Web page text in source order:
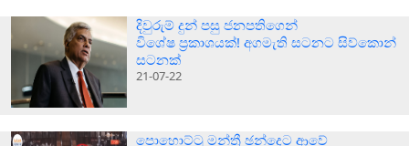
දිවුරුම් දුන් පසු ජනපතිගෙන්
විශේෂ ප්‍රකාශයක්! අගමැති සටනට සිව්කොන්
සටනක්
21-07-22
පොහොට්ටු මන්ත්‍රී ඡන්දෙට ආවේ